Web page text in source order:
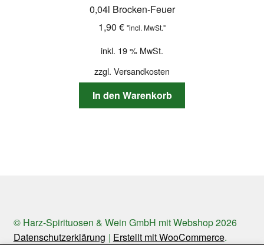
0,04l Brocken-Feuer
1,90 € "incl. MwSt."
inkl. 19 % MwSt.
zzgl. Versandkosten
In den Warenkorb
© Harz-Spirituosen & Wein GmbH mit Webshop 2026
Datenschutzerklärung
Erstellt mit WooCommerce.